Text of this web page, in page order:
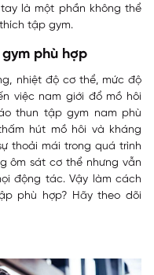
là một phần không thể
tập gym.
phù hợp
nhiệt độ cơ thể, mức độ
việc nam giới đổ mồ hôi
thun tập gym nam phù
hút mồ hôi và kháng
thoải mái trong quá trình
ôm sát cơ thể nhưng vẫn
động tác. Vậy làm cách
phù hợp? Hãy theo dõi